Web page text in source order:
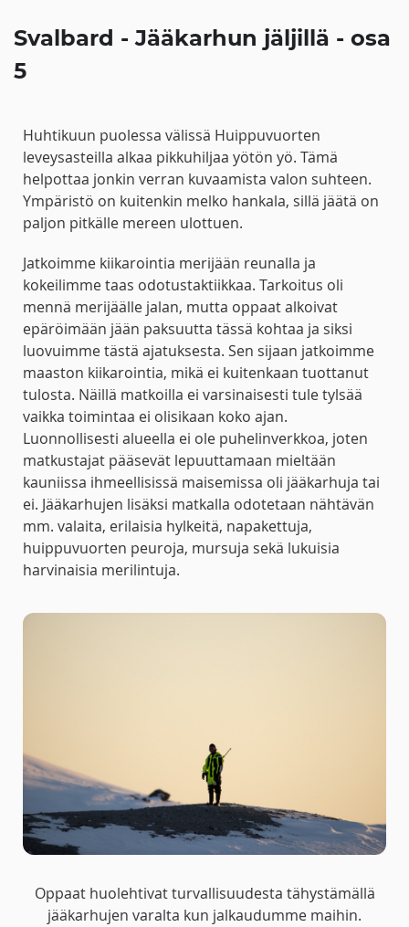
Svalbard - Jääkarhun jäljillä - osa
5
Huhtikuun puolessa välissä Huippuvuorten
leveysasteilla alkaa pikkuhiljaa yötön yö. Tämä
helpottaa jonkin verran kuvaamista valon suhteen.
Ympäristö on kuitenkin melko hankala, sillä jäätä on
paljon pitkälle mereen ulottuen.
Jatkoimme kiikarointia merijään reunalla ja
kokeilimme taas odotustaktiikkaa. Tarkoitus oli
mennä merijäälle jalan, mutta oppaat alkoivat
epäröimään jään paksuutta tässä kohtaa ja siksi
luovuimme tästä ajatuksesta. Sen sijaan jatkoimme
maaston kiikarointia, mikä ei kuitenkaan tuottanut
tulosta. Näillä matkoilla ei varsinaisesti tule tylsää
vaikka toimintaa ei olisikaan koko ajan.
Luonnollisesti alueella ei ole puhelinverkkoa, joten
matkustajat pääsevät lepuuttamaan mieltään
kauniissa ihmeellisissä maisemissa oli jääkarhuja tai
ei. Jääkarhujen lisäksi matkalla odotetaan nähtävän
mm. valaita, erilaisia hylkeitä, napakettuja,
huippuvuorten peuroja, mursuja sekä lukuisia
harvinaisia merilintuja.
Oppaat huolehtivat turvallisuudesta tähystämällä
jääkarhujen varalta kun jalkaudumme maihin.